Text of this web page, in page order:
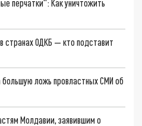
перчатки": Как уничтожить
странах ОДКБ — кто подставит
большую ложь провластных СМИ об
Молдавии, заявившим о